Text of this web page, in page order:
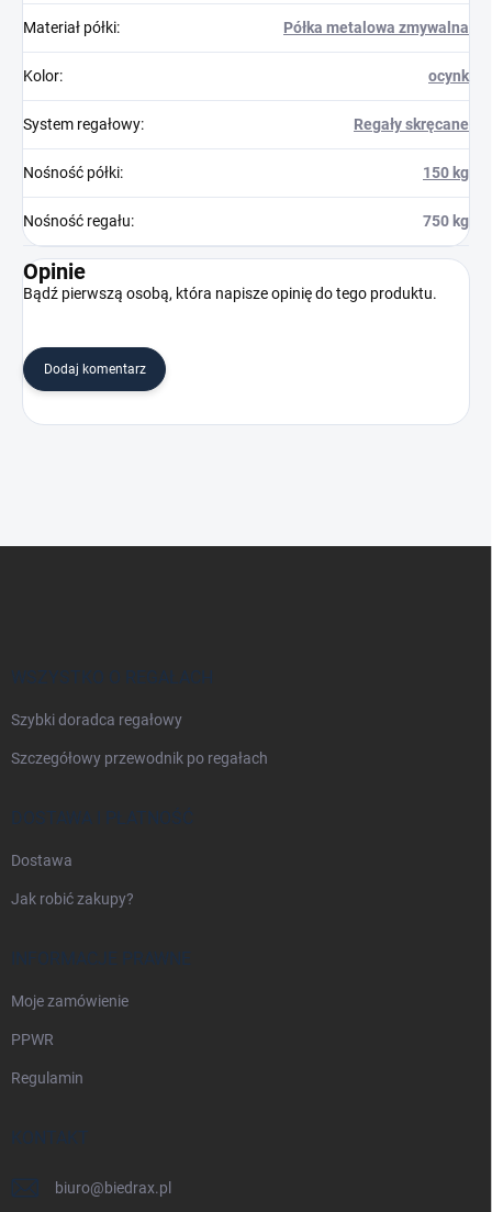
Materiał półki: Półka metalowa zmywalna
Kolor: ocynk
System regałowy: Regały skręcane
Nośność półki: 150 kg
Nośność regału: 750 kg
Opinie
Bądź pierwszą osobą, która napisze opinię do tego produktu.
Dodaj komentarz
WSZYSTKO O REGAŁACH
Szybki doradca regałowy
Szczegółowy przewodnik po regałach
DOSTAWA I PŁATNOŚĆ
Dostawa
Jak robić zakupy?
INFORMACJE PRAWNE
Moje zamówienie
PPWR
Regulamin
KONTAKT
biuro@biedrax.pl